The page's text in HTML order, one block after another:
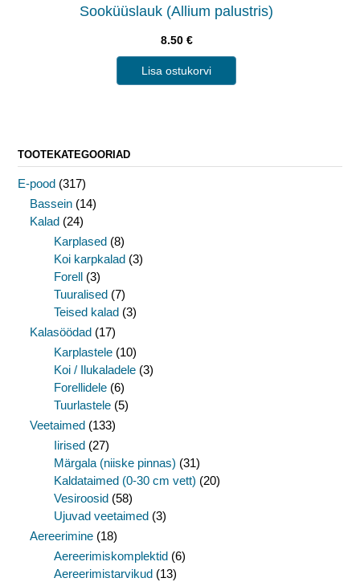
Sooküüslauk (Allium palustris)
8.50 €
Lisa ostukorvi
TOOTEKATEGOORIAD
E-pood (317)
Bassein (14)
Kalad (24)
Karplased (8)
Koi karpkalad (3)
Forell (3)
Tuuralised (7)
Teised kalad (3)
Kalasöödad (17)
Karplastele (10)
Koi / Ilukaladele (3)
Forellidele (6)
Tuurlastele (5)
Veetaimed (133)
Iirised (27)
Märgala (niiske pinnas) (31)
Kaldataimed (0-30 cm vett) (20)
Vesiroosid (58)
Ujuvad veetaimed (3)
Aereerimine (18)
Aereerimiskomplektid (6)
Aereerimistarvikud (13)